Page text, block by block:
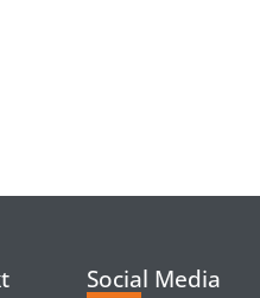
Social Media